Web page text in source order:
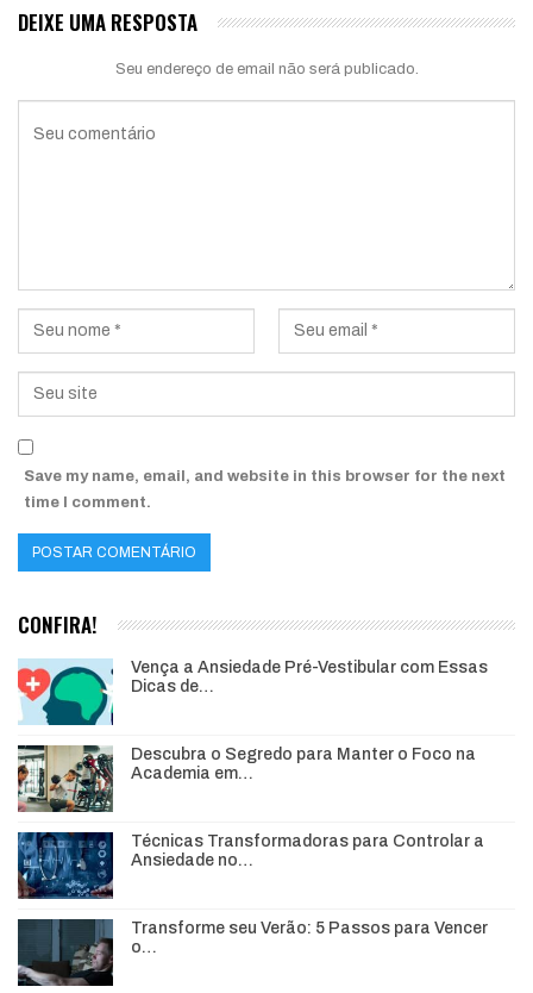
DEIXE UMA RESPOSTA
Seu endereço de email não será publicado.
Save my name, email, and website in this browser for the next
time I comment.
CONFIRA!
Vença a Ansiedade Pré-Vestibular com Essas
Dicas de…
Descubra o Segredo para Manter o Foco na
Academia em…
Técnicas Transformadoras para Controlar a
Ansiedade no…
Transforme seu Verão: 5 Passos para Vencer
o…